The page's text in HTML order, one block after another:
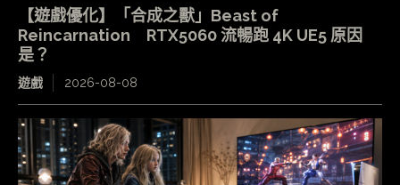
【遊戲優化】「合成之獸」Beast of
Reincarnation RTX5060 流暢跑 4K UE5 原因
是？
遊戲 2026-08-08